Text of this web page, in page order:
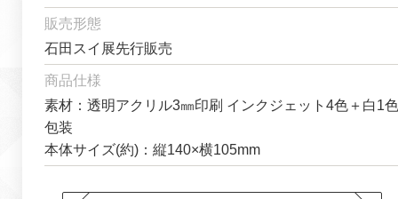
販売形態
石田スイ展先行販売
商品仕様
素材：透明アクリル3㎜印刷 インクジェット4色＋白1色
包装
本体サイズ(約)：縦140×横105mm